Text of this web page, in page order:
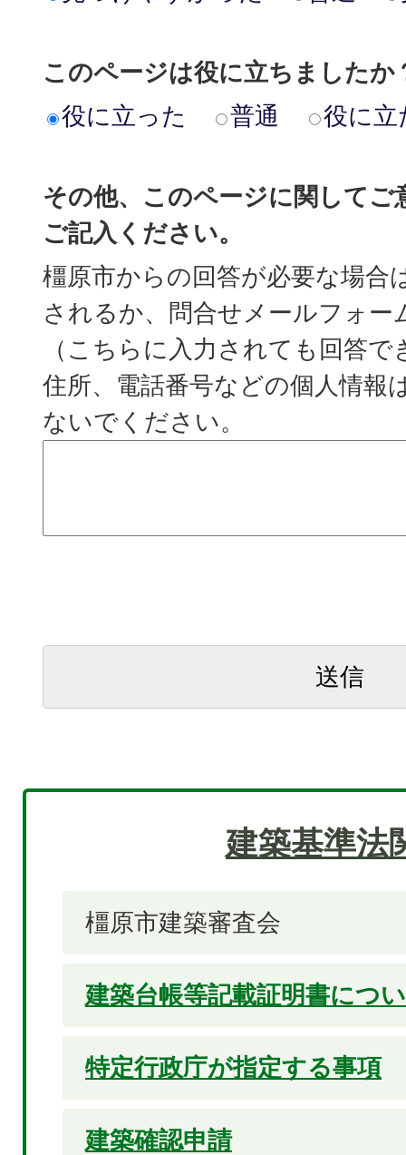
このページは役に立ちましたか
役に立った
普通 役に立
その他、このページに関してご
ご記入ください。
橿原市からの回答が必要な場合
されるか、問合せメールフォー
（こちらに入力されても回答
住所、電話番号などの個人情報
ないでください。
建築基準法
橿原市建築審査会
建築台帳等記載証明書につ
特定行政庁が指定する事項
建築確認申請